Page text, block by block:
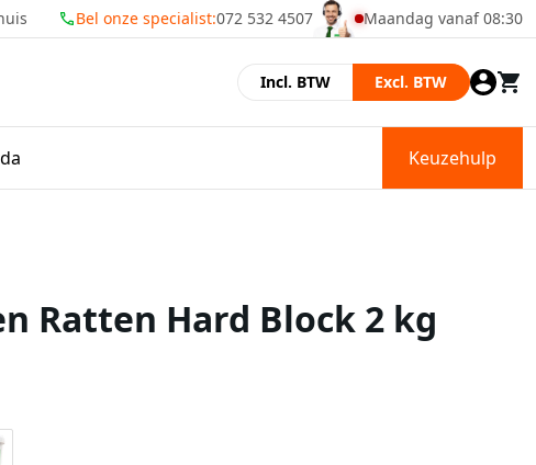
Bel onze specialist:072 532 4507
Momenteel zijn wij
Maandag vanaf 08:30
Incl. BTW Excl. BTW
Keuzehulp
Ratten Hard Block 2 kg